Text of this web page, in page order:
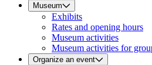
Museum
Exhibits
Rates and opening hours
Museum activities
Museum activities for
Organize an event